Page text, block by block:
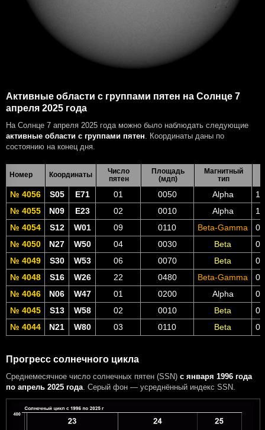
Активные области с группами пятен на Солнце 7
апреля 2025 года
На Солнце 7 апреля 2025 года можно было наблюдать следующие
активные области с группами пятен . Координаты даны по
состоянию на конец дня.
Номер Координаты
Число
пятен
Площадь
(мдп)
Магнитный
тип
№ 4056 S05 E71 01 0050 Alpha
№ 4055
N09 E23 02 0010 Alpha
№ 4054
S12 W01 09 0110 Beta-Gamma
№ 4050
N27 W50 04 0030 Beta
№ 4049
S30 W53 06 0070 Beta
№ 4048
S16 W26 22 0480 Beta-Gamma
№ 4046
N06 W47 01 0200 Alpha
№ 4045
S13 W58 02 0010 Beta
№ 4044
N21 W80 03 0110 Beta
Прогресс солнечного цикла
Среднемесячное число солнечных пятен (SSN) с января 1996 года
по апрель 2025 года . Серый фон — усреднённый индекс SSN.